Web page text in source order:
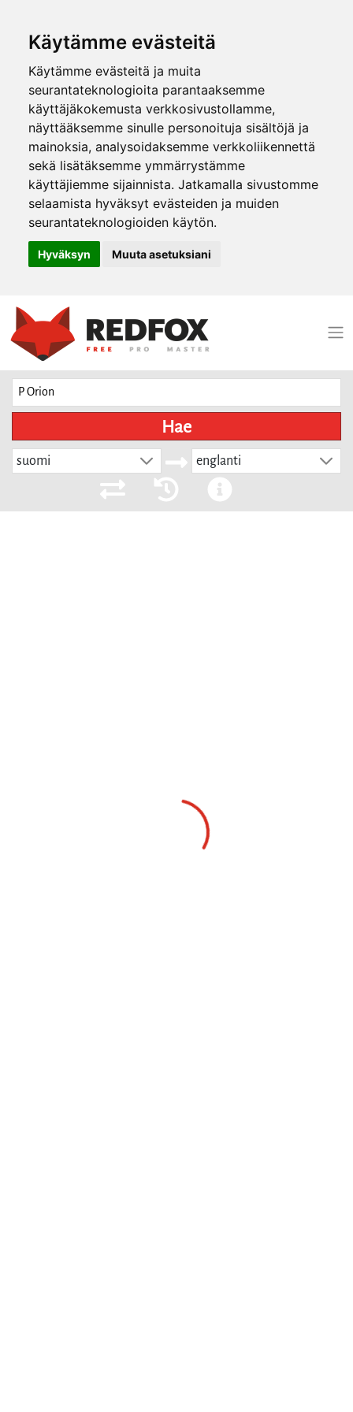
Käytämme evästeitä
Käytämme evästeitä ja muita
seurantateknologioita parantaaksemme
käyttäjäkokemusta verkkosivustollamme,
näyttääksemme sinulle personoituja sisältöjä ja
mainoksia, analysoidaksemme verkkoliikennettä
sekä lisätäksemme ymmärrystämme
käyttäjiemme sijainnista. Jatkamalla sivustomme
selaamista hyväksyt evästeiden ja muiden
seurantateknologioiden käytön.
Hyväksyn Muuta asetuksiani
Hae
suomi englanti